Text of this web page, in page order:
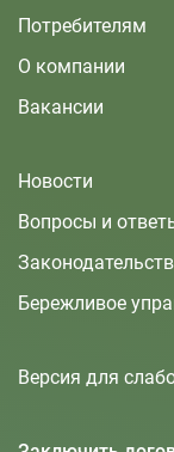
Потребителям
О компании
Вакансии
Новости
Вопросы и
Бережливое
Версия для